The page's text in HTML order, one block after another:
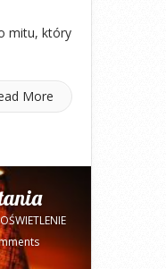
mitu, który
More
OŚWIETLENIE